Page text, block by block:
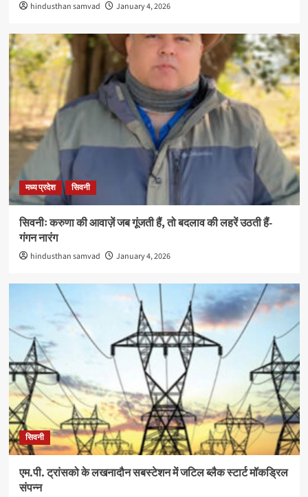
hindusthan samvad January 4, 2026
मध्य प्रदेश सिवनी
सिवनीः करुणा की आवाज़ें जब गूंजती हैं, तो बदलाव की लहरें उठती हैं-
गंगन नारंग
hindusthan samvad January 4, 2026
सिवनी
एम.पी. ट्रांसको के लखनादौन सबस्टेशन में जटिल ब्लैक स्टार्ट मॉकड्रिल
संपन्न